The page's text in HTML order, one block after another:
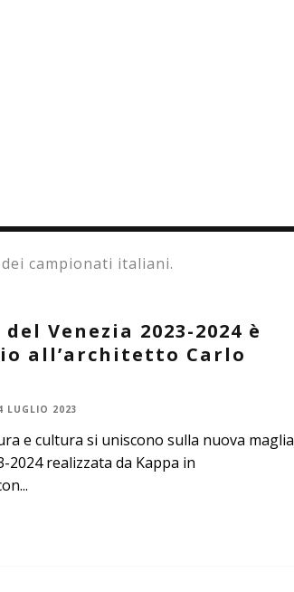
campionati italiani.
Venezia 2023-2024 è
all’architetto Carlo
LUGLIO 2023
e cultura si uniscono sulla nuova maglia
2024 realizzata da Kappa in
...